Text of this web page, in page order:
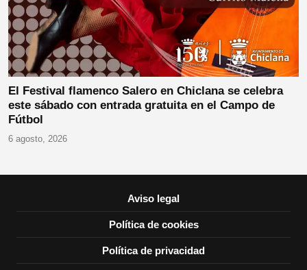
El Festival flamenco Salero en Chiclana se celebra
este sábado con entrada gratuita en el Campo de
Fútbol
6 agosto, 2026
Aviso legal
Política de cookies
Política de privacidad